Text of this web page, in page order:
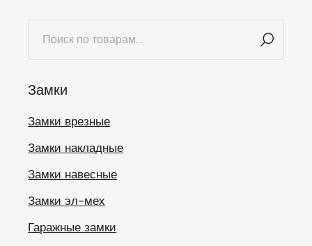
Замки
Замки врезные
Замки накладные
Замки навесные
Замки эл-мех
Гаражные замки